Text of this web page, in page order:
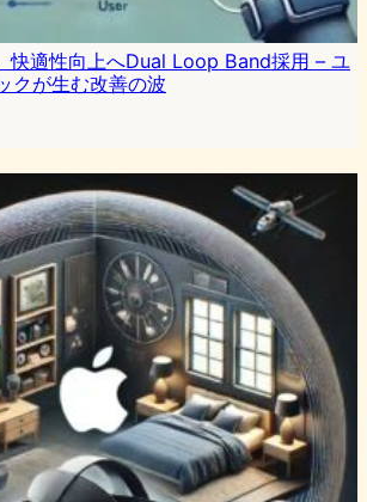
快適性向上へDual Loop Band採用 – ユ
クが生む改善の波